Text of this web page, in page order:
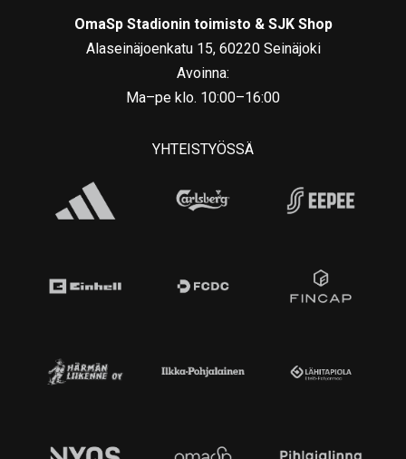
OmaSp Stadionin toimisto & SJK Shop
Alaseinäjoenkatu 15, 60220 Seinäjoki
Avoinna:
Ma–pe klo. 10:00–16:00
YHTEISTYÖSSÄ